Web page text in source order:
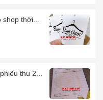
thời...
thu 2...